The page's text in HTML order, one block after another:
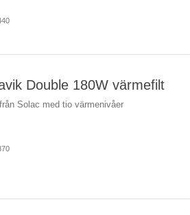
Double 180W värmefilt
Solac med tio värmenivåer